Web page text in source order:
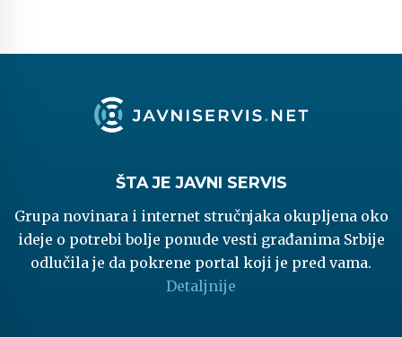
ŠTA JE JAVNI SERVIS
Grupa novinara i internet stručnjaka okupljena oko
ideje o potrebi bolje ponude vesti građanima Srbije
odlučila je da pokrene portal koji je pred vama.
Detaljnije